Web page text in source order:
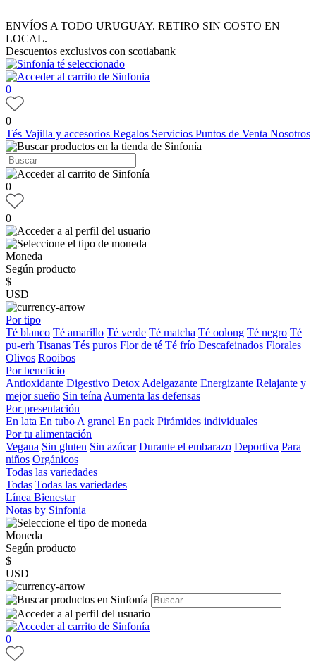
ENVÍOS A TODO URUGUAY. RETIRO SIN COSTO EN
LOCAL.
Descuentos exclusivos con scotiabank
0
0
Tés Vajilla y accesorios Regalos Servicios Puntos de Venta Nosotros
0
0
Moneda
Según producto
$
USD
Por tipo
Té blanco Té amarillo Té verde Té matcha Té oolong Té negro Té
pu-erh Tisanas Tés puros Flor de té Té frío Descafeinados Florales
Olivos Rooibos
Por beneficio
Antioxidante Digestivo Detox Adelgazante Energizante Relajante y
mejor sueño Sin teína Aumenta las defensas
Por presentación
En lata En tubo A granel En pack Pirámides individuales
Por tu alimentación
Vegana Sin gluten Sin azúcar Durante el embarazo Deportiva Para
niños Orgánicos
Todas las variedades
Todas Todas las variedades
Línea Bienestar
Notas by Sinfonia
Moneda
Según producto
$
USD
0